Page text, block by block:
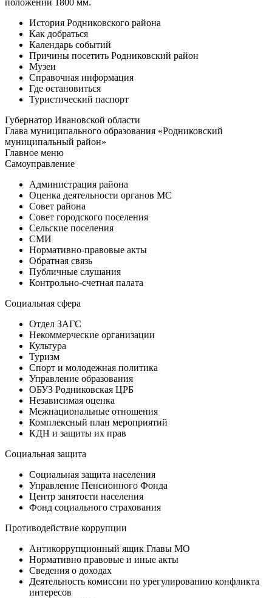
История Родниковского района
Как добраться
Календарь событий
Причины посетить Родниковский район
Музеи
Справочная информация
Где остановиться
Туристический паспорт
Губернатор Ивановской области
Глава муниципального образования «Родниковский
муниципальный район»
Главное меню
Самоуправление
Администрация района
Оценка деятельности органов МС
Совет района
Совет городского поселения
Сельские поселения
СМИ
Нормативно-правовые акты
Обратная связь
Публичные слушания
Контрольно-счетная палата
Социальная сфера
Отдел ЗАГС
Некоммерческие организации
Культура
Туризм
Спорт и молодежная политика
Управление образования
ОБУЗ Родниковская ЦРБ
Независимая оценка
Межнациональные отношения
Комплексный план мероприятий
КДН и защиты их прав
Социальная защита
Социальная защита населения
Управление Пенсионного Фонда
Центр занятости населения
Фонд социального страхования
Противодействие коррупции
Антикоррупционный ящик Главы МО
Нормативно правовые и иные акты
Сведения о доходах
Деятельность комиссии по урегулированию конфликта
интересов